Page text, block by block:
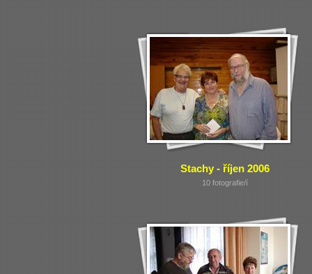
Stachy - říjen 2006
10 fotografie/í